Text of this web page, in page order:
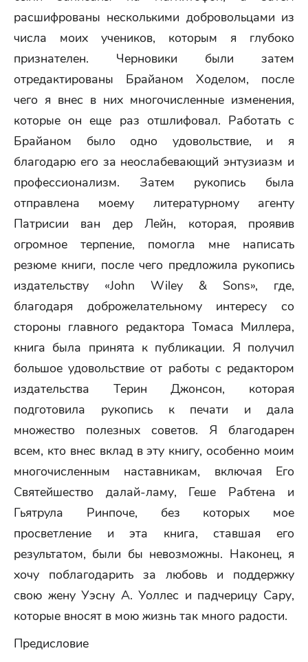
расшифрованы несколькими добровольцами из
числа моих учеников, которым я глубоко
признателен. Черновики были затем
отредактированы Брайаном Ходелом, после
чего я внес в них многочисленные изменения,
которые он еще раз отшлифовал. Работать с
Брайаном было одно удовольствие, и я
благодарю его за неослабевающий энтузиазм и
профессионализм. Затем рукопись была
отправлена моему литературному агенту
Патрисии ван дер Лейн, которая, проявив
огромное терпение, помогла мне написать
резюме книги, после чего предложила рукопись
издательству «John Wiley & Sons», где,
благодаря доброжелательному интересу со
стороны главного редактора Томаса Миллера,
книга была принята к публикации. Я получил
большое удовольствие от работы с редактором
издательства Терин Джонсон, которая
подготовила рукопись к печати и дала
множество полезных советов. Я благодарен
всем, кто внес вклад в эту книгу, особенно моим
многочисленным наставникам, включая Его
Святейшество далай-ламу, Геше Рабтена и
Гьятрула Ринпоче, без которых мое
просветление и эта книга, ставшая его
результатом, были бы невозможны. Наконец, я
хочу поблагодарить за любовь и поддержку
свою жену Уэсну А. Уоллес и падчерицу Сару,
которые вносят в мою жизнь так много радости.
Предисловие